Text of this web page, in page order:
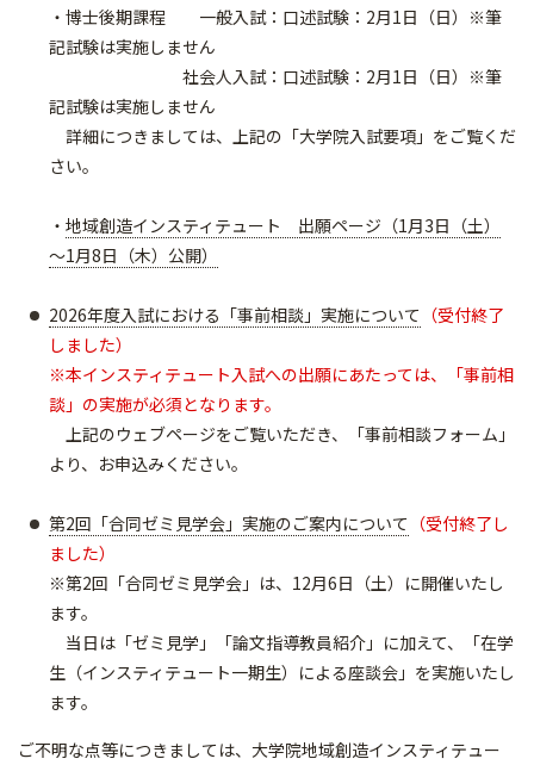
・博士後期課程 一般入試：口述試験：2月1日（日）※筆
記試験は実施しません
社会人入試：口述試験：2月1日（日）※筆
記試験は実施しません
詳細につきましては、上記の「大学院入試要項」をご覧くだ
さい。
・ 地域創造インスティテュート 出願ページ（1月3日（土）
～1月8日（木）公開）
2026年度入試における「事前相談」実施について （受付終了
しました）
※本インスティテュート入試への出願にあたっては、「事前相
談」の実施が必須となります。
上記のウェブページをご覧いただき、「事前相談フォーム」
より、お申込みください。​​​​​​
第2回「合同ゼミ見学会」実施のご案内について （受付終了し
ました）
※第2回「合同ゼミ見学会」は、12月6日（土）に開催いたし
ます。
当日は「ゼミ見学」「論文指導教員紹介」に加えて、「在学
生（インスティテュート一期生）による座談会」を実施いたし
ます。
ご不明な点等につきましては、大学院地域創造インスティテュー